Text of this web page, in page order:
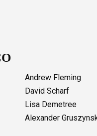
Andrew Fleming
David Scharf
Lisa Demetree
Alexander